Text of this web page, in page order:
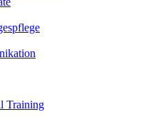
Training